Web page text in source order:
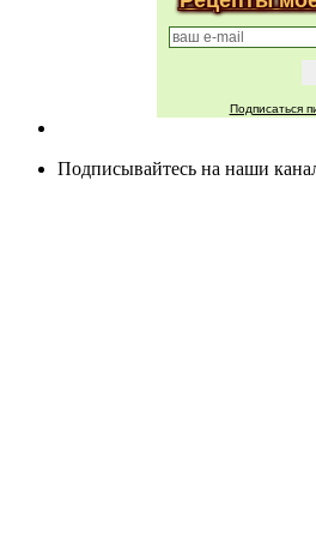
Подписаться
Подписывайтесь на наши